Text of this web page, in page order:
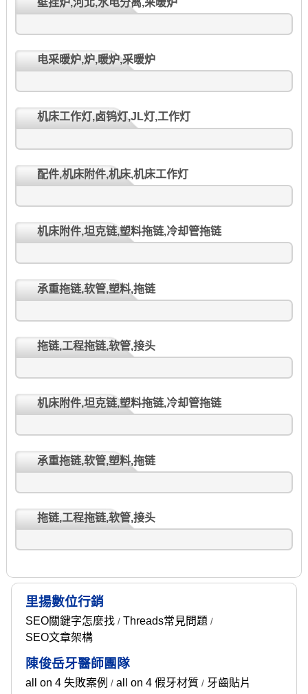
电采暖炉,炉,暖炉,采暖炉
机床工作灯,卤钨灯,JL灯,工作灯
配件,机床附件,机床,机床工作灯
机床附件,坦克链,塑料拖链,冷却管拖链
承重拖链,软管,塑料,拖链
拖链,工程拖链,软管,接头
机床附件,坦克链,塑料拖链,冷却管拖链
承重拖链,软管,塑料,拖链
拖链,工程拖链,软管,接头
里揚數位行銷
SEO關鍵字怎麼找/ Threads常見問題 /
SEO文章架構
陳俊岳牙醫師團隊
all on 4 失敗案例 / all on 4 假牙材質/ 牙齒貼片